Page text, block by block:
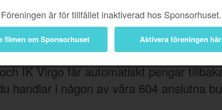
Föreningen är för tillfället inaktiverad hos Sponsorhuset.
filmen om Sponsorhuset Aktivera föreningen här
IK Virgo får automatiskt pengar
handlar i någon av våra 604 anslutna